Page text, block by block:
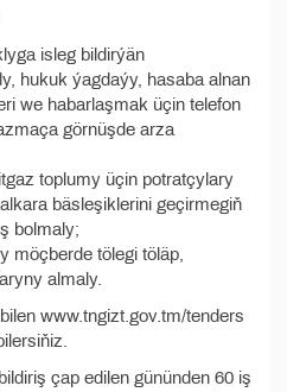
isleg bildirýän
hukuk ýagdaýy, hasaba alnan
we habarlaşmak üçin telefon
görnüşde arza
toplumy üçin potratçylary
bäsleşiklerini geçirmegiň
bolmaly;
möçberde tölegi töläp,
almaly.
www.tngizt.gov.tm/tenders
çap edilen gününden 60 iş